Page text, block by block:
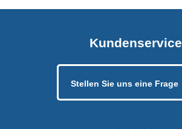
Kundenservice
Stellen Sie uns eine Frage